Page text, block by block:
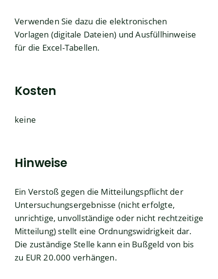
Verwenden Sie dazu die elektronischen
Vorlagen (digitale Dateien) und Ausfüllhinweise
für die Excel-Tabellen.
Kosten
keine
Hinweise
Ein Verstoß gegen die Mitteilungspflicht der
Untersuchungsergebnisse (nicht erfolgte,
unrichtige, unvollständige oder nicht rechtzeitige
Mitteilung) stellt eine Ordnungswidrigkeit dar.
Die zuständige Stelle kann ein Bußgeld von bis
zu EUR 20.000 verhängen.